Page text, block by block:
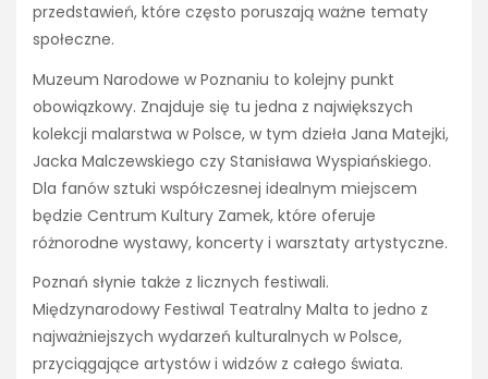
przedstawień, które często poruszają ważne tematy
społeczne.
Muzeum Narodowe w Poznaniu to kolejny punkt
obowiązkowy. Znajduje się tu jedna z największych
kolekcji malarstwa w Polsce, w tym dzieła Jana Matejki,
Jacka Malczewskiego czy Stanisława Wyspiańskiego.
Dla fanów sztuki współczesnej idealnym miejscem
będzie Centrum Kultury Zamek, które oferuje
różnorodne wystawy, koncerty i warsztaty artystyczne.
Poznań słynie także z licznych festiwali.
Międzynarodowy Festiwal Teatralny Malta to jedno z
najważniejszych wydarzeń kulturalnych w Polsce,
przyciągające artystów i widzów z całego świata.